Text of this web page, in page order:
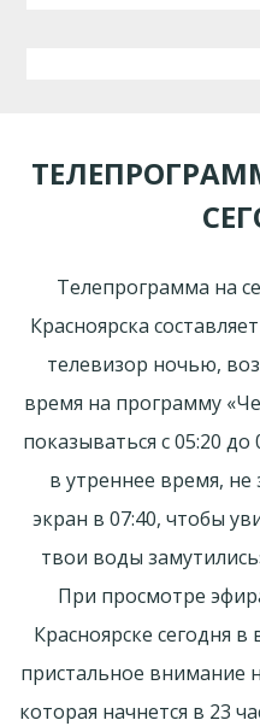
Телепрограмма на
Красноярска
телевизор ночью,
время на программу
показываться с 05:20
в утреннее время, не
экран в 07:40, чтобы
твои воды
При просмотре
Красноярске сегодня
пристальное внимание
которая начнется в 23